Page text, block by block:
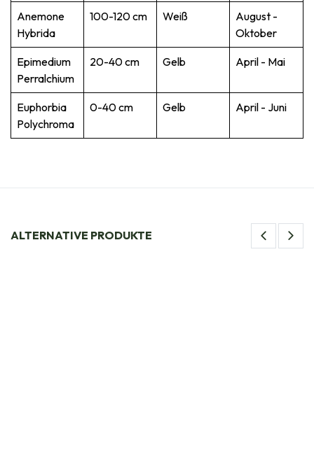
Anemone
Hybrida
100-120 cm Weiß
August -
Oktober
Epimedium
Perralchium
20-40 cm Gelb April - Mai
Euphorbia
Polychroma
0-40 cm Gelb April - Juni
ALTERNATIVE PRODUKTE